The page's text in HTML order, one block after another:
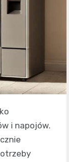
i napojów.